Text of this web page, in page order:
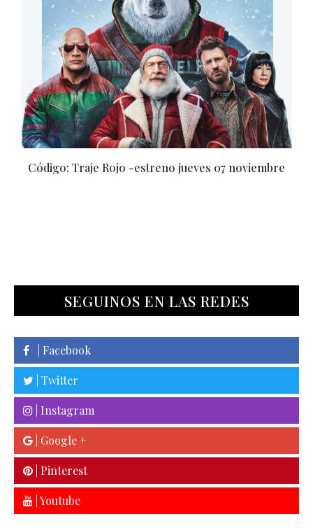
Código: Traje Rojo -estreno jueves 07 noviembre
SEGUINOS EN LAS REDES
| Facebook
| Twitter
| Instagram
| Google +
| Pinterest
| Youtube